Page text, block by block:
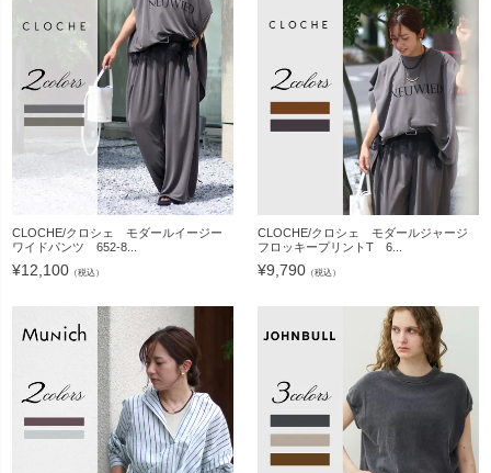
CLOCHE/クロシェ モダールイージー
ワイドパンツ 652-8...
¥12,100 （税込）
CLOCHE/クロシェ モダールジャージ
フロッキープリントT 6...
¥9,790 （税込）